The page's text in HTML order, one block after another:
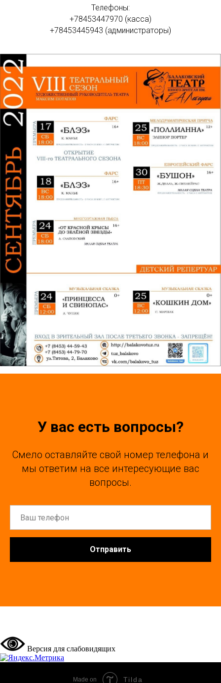
Телефоны:
+78453447970 (касса)
+78453445943 (администраторы)
У вас есть вопросы?
Смело оставляйте свой номер телефона и
мы ответим на все интересующие вас
вопросы.
Отправить
Версия для слабовидящих
Made on Tilda